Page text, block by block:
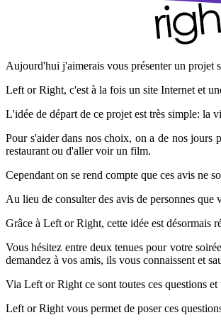
Aujourd'hui j'aimerais vous présenter un projet
Left or Right, c'est à la fois un site Internet et
L'idée de départ de ce projet est très simple: la
Pour s'aider dans nos choix, on a de nos jours
restaurant ou d'aller voir un film.
Cependant on se rend compte que ces avis ne
Au lieu de consulter des avis de personnes
Grâce à Left or Right, cette idée est désormais
Vous hésitez entre deux tenues pour votre
demandez à vos amis, ils vous connaissent et
Via Left or Right ce sont toutes ces questions
Left or Right vous permet de poser ces